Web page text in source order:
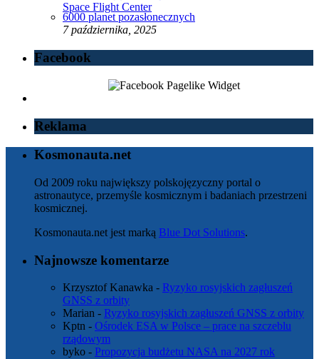
6000 planet pozasłonecznych
7 października, 2025
Facebook
Reklama
Kosmonauta.net
Od 2009 roku największy polskojęzyczny portal o
astronautyce, przemyśle kosmicznym i badaniach przestrzeni
kosmicznej.
Kosmonauta.net jest marką Blue Dot Solutions.
Najnowsze komentarze
Krzysztof Kanawka - Ryzyko rosyjskich zagłuszeń
GNSS z orbity
Marian - Ryzyko rosyjskich zagłuszeń GNSS z orbity
Kptn - Ośrodek ESA w Polsce – prace na szczeblu
rządowym
byko - Propozycja budżetu NASA na 2027 rok